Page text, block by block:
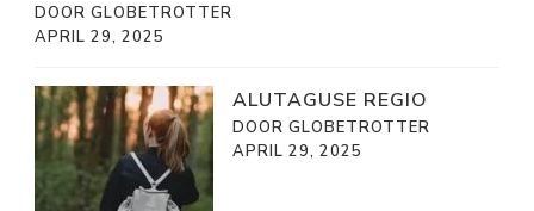
DOOR GLOBETROTTER
APRIL 29, 2025
ALUTAGUSE REGIO
DOOR GLOBETROTTER
APRIL 29, 2025